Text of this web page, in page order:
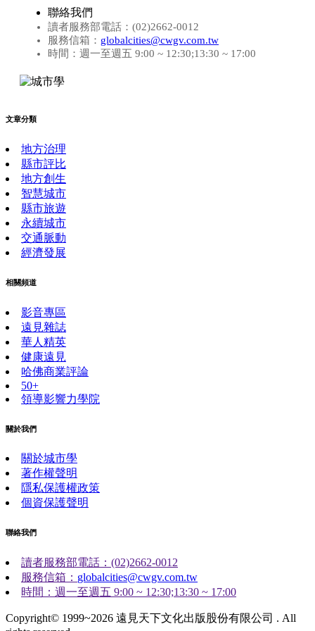
聯絡我們
讀者服務部電話：(02)2662-0012
服務信箱： globalcities@cwgv.com.tw
時間：週一至週五 9:00 ~ 12:30;13:30 ~ 17:00
文章分類
地方治理
縣市評比
地方創生
智慧城市
縣市旅遊
永續城市
交通脈動
經濟發展
相關頻道
影音專區
遠見雜誌
華人精英
健康遠見
哈佛商業評論
50+
領導影響力學院
關於我們
關於城市學
著作權聲明
隱私保護權政策
個資保護聲明
聯絡我們
讀者服務部電話：(02)2662-0012
服務信箱： globalcities@cwgv.com.tw
時間：週一至週五 9:00 ~ 12:30;13:30 ~ 17:00
Copyright© 1999~2026 遠見天下文化出版股份有限公司 . All